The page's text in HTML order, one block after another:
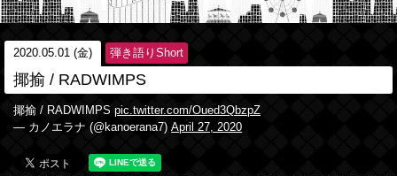
2020.05.01 (金) 弾き語りShort
揶揄 / RADWIMPS
揶揄 / RADWIMPS pic.twitter.com/Oued3QbzpZ
— カノエラナ (@kanoerana7) April 27, 2020